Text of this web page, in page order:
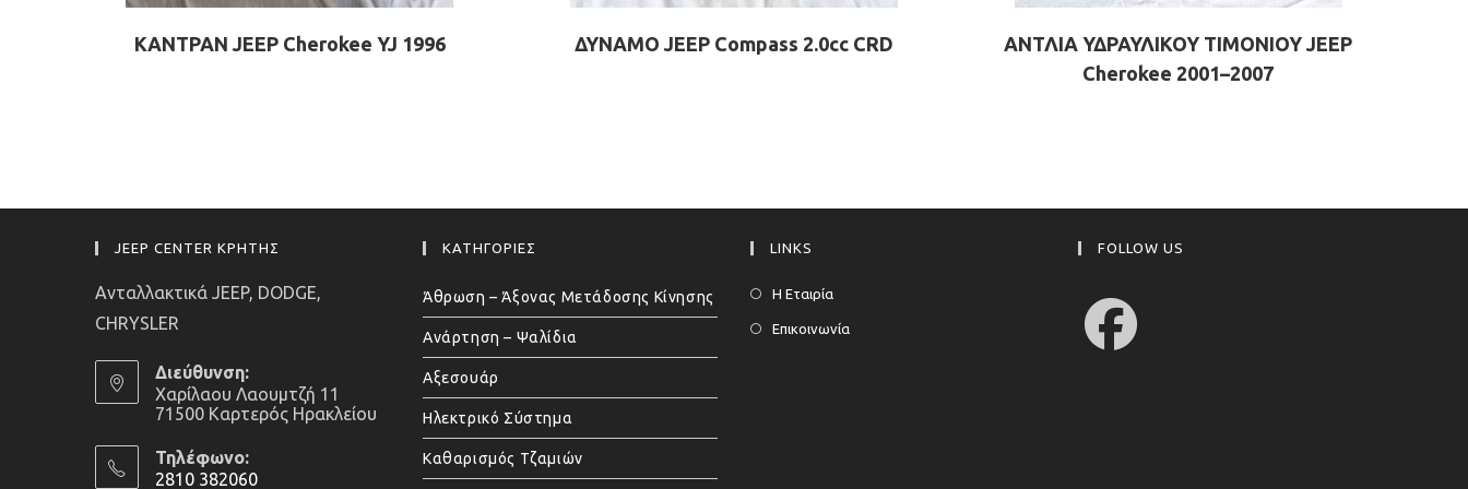
ΚΑΝΤΡΑΝ JEEP Cherokee YJ 1996 ΔΥΝΑΜΟ JEEP Compass 2.0cc CRD
ΑΝΤΛΙΑ ΥΔΡΑΥΛΙΚΟΥ ΤΙΜΟΝΙΟΥ JEEP
Cherokee 2001–2007
JEEP CENTER ΚΡΗΤΗΣ
Ανταλλακτικά JEEP, DODGE,
CHRYSLER
Διεύθυνση:
Χαρίλαου Λαουμτζή 11
71500 Καρτερός Ηρακλείου
Τηλέφωνο:
2810 382060
ΚΑΤΗΓΟΡΙΕΣ
Άθρωση – Άξονας Μετάδοσης Κίνησης
Ανάρτηση – Ψαλίδια
Αξεσουάρ
Ηλεκτρικό Σύστημα
Καθαρισμός Τζαμιών
LINKS
Η Εταιρία
Επικοινωνία
FOLLOW US